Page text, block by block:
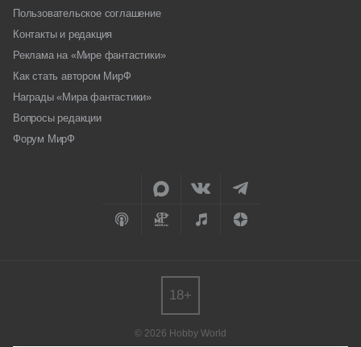
Пользовательское соглашение
Контакты и редакция
Реклама на «Мире фантастики»
Как стать автором МирФ
Награды «Мира фантастики»
Вопросы редакции
Форум МирФ
© 2026 Hobby World
18+